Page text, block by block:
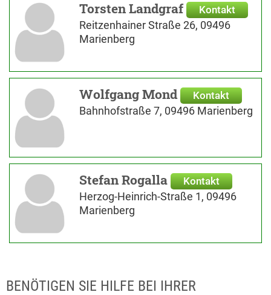
Torsten Landgraf Kontakt
Reitzenhainer Straße 26, 09496
Marienberg
Wolfgang Mond Kontakt
Bahnhofstraße 7, 09496 Marienberg
Stefan Rogalla Kontakt
Herzog-Heinrich-Straße 1, 09496
Marienberg
BENÖTIGEN SIE HILFE BEI IHRER